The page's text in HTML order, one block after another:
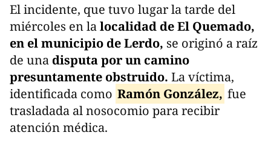
El incidente, que tuvo lugar la tarde del
miércoles en lalocalidad de El Quemado,
en el municipio de Lerdo, se originó a raíz
de una disputa por un camino
presuntamente obstruido. La víctima,
identificada como Ramón González, fue
trasladada al nosocomio para recibir
atención médica.